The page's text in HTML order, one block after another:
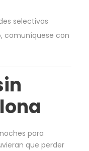
selectivas
comuníquese con
para
que perder